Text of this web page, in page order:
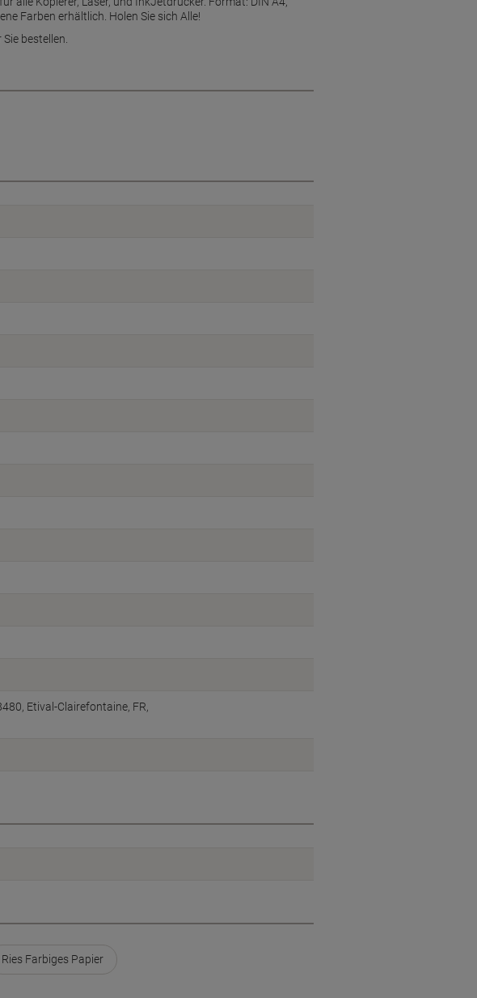
Farben erhältlich. Holen Sie sich Alle!
bestellen.
Etival-Clairefontaine, FR,
Ries Farbiges Papier